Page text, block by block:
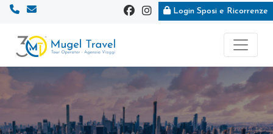
contenuto
principale
footer
Login Sposi e Ricorrenze